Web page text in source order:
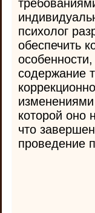
психолог
обеспечить
содержание
изменениями
которой оно
что
проведение